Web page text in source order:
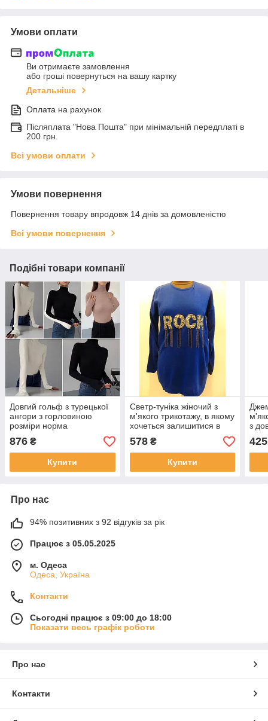
Умови оплати
Ви отримаєте замовлення
або гроші повернуться на вашу картку
Детальніше
Оплата на рахунок
Післяплата "Нова Пошта" при мінімальній передплаті в
200 грн.
Всі умови оплати
Умови повернення
Повернення товару впродовж 14 днів за домовленістю
Всі умови повернення
Подібні товари компанії
Довгий гольф з турецької
ангори з горловиною
розміри норма
876 ₴
Купити
Светр-туніка жіночий з
м'якого трикотажу, в якому
хочеться залишитися в
холодну погоду, р. 48-50,
код 4400М
578₴
Купити
з
425
Про нас
94% позитивних з 92 відгуків за рік
Працює з 05.05.2025
м. Одеса
Одеса, Україна
Контакти
Сьогодні працює з 09:00 до 18:00
Показати весь графік роботи
Про нас
Контакти